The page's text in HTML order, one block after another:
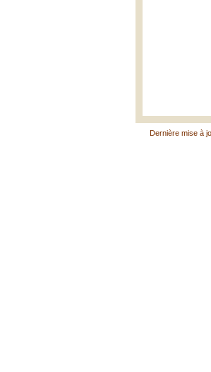
Dernière mise à